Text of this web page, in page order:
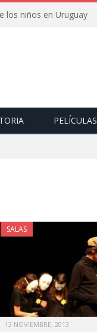
los niños en Uruguay
PELÍCULAS
SALAS
13 NOVIEMBRE, 2013